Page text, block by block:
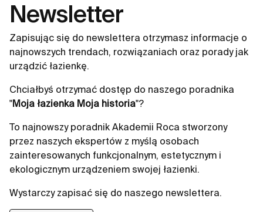
Newsletter
Zapisując się do newslettera otrzymasz informacje o
najnowszych trendach, rozwiązaniach oraz porady jak
urządzić łazienkę.
Chciałbyś otrzymać dostęp do naszego poradnika
"Moja łazienka Moja historia"?
To najnowszy poradnik Akademii Roca stworzony
przez naszych ekspertów z myślą osobach
zainteresowanych funkcjonalnym, estetycznym i
ekologicznym urządzeniem swojej łazienki.
Wystarczy zapisać się do naszego newslettera.